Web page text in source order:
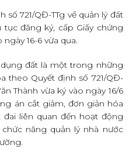
HỆ
số 721/QĐ-TTg về quản lý đất
đăng ký, cấp Giấy chứng
16-6 vừa qua.
đất là một trong những
theo Quyết định số 721/QĐ-
Thành vừa ký vào ngày 16/6
án cắt giảm, đơn giản hóa
đai liên quan đến hoạt động
năng quản lý nhà nước